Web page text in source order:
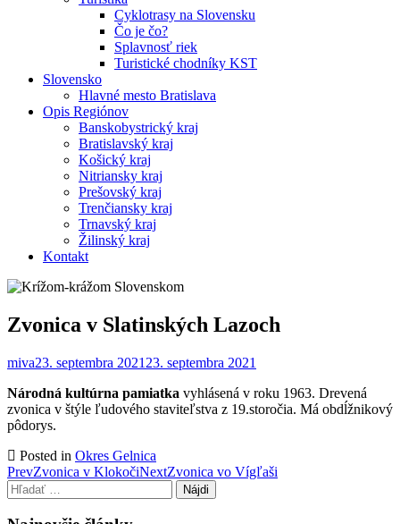
Cyklotrasy na Slovensku
Čo je čo?
Splavnosť riek
Turistické chodníky KST
Slovensko
Hlavné mesto Bratislava
Opis Regiónov
Banskobystrický kraj
Bratislavský kraj
Košický kraj
Nitriansky kraj
Prešovský kraj
Trenčiansky kraj
Trnavský kraj
Žilinský kraj
Kontakt
Zvonica v Slatinských Lazoch
miva23. septembra 2021 23. septembra 2021
Národná kultúrna pamiatka vyhlásená v roku 1963. Drevená
zvonica v štýle ľudového staviteľstva z 19.storočia. Má obdĺžnikový
pôdorys.
Posted in Okres Gelnica
Post
navigation
PrevZvonica v KlokočiNextZvonica vo Vígľaši
Hľadať: